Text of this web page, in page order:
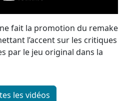
fait la promotion du remake
l’accent sur les critiques
par le jeu original dans la
les vidéos